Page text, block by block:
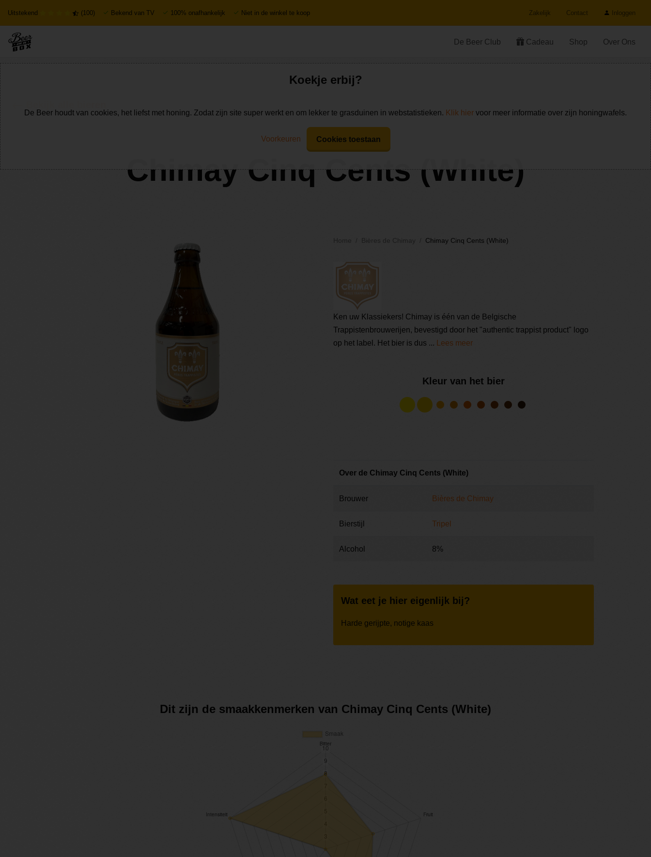
Uitstekend (100) Bekend van TV 100% onafhankelijk Niet in de winkel te koop Zakelijk Contact Inloggen
De Beer Club Cadeau Shop Over Ons
Chimay Cinq Cents (White)
Home Bières de Chimay Chimay Cinq Cents (White)
Ken uw Klassiekers! Chimay is één van de Belgische
Trappistenbrouwerijen, bevestigd door het "authentic trappist product" logo
op het label. Het bier is dus ... Lees meer
Kleur van het bier
Over de Chimay Cinq Cents (White)
Brouwer Bières de Chimay
Bierstijl Tripel
Alcohol 8%
Wat eet je hier eigenlijk bij?
Harde gerijpte, notige kaas
Dit zijn de smaakkenmerken van Chimay Cinq Cents (White)
Koekje erbij?
De Beer houdt van cookies, het liefst met honing. Zodat zijn site super werkt en om lekker te grasduinen in webstatistieken. Klik hier voor meer informatie over zijn honingwafels.
Voorkeuren Cookies toestaan